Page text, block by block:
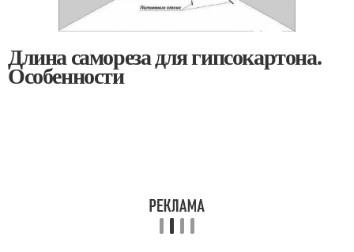
Длина самореза для гипсокартона.
Особенности